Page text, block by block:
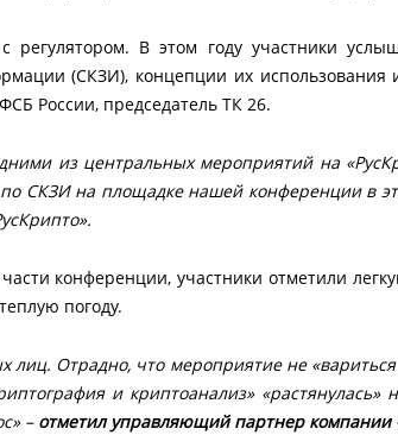
с регулятором. В этом году участники
(СКЗИ), концепции их
России, председатель ТК 26.
из центральных мероприятий на
СКЗИ на площадке нашей конференции в
конференции, участники отметили
погоду.
Отрадно, что мероприятие не
и криптоанализ»
– отметил управляющий партнер компании